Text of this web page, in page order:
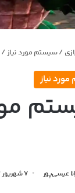
/ سیستم مورد نیاز /
نیاز
عیسی‌پور ۷ شهریور ۱۴۰۲